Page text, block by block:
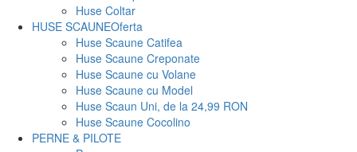
Huse Coltar
HUSE SCAUNEOferta
Huse Scaune Catifea
Huse Scaune Creponate
Huse Scaune cu Volane
Huse Scaune cu Model
Huse Scaun Uni, de la 24,99 RON
Huse Scaune Cocolino
PERNE & PILOTE